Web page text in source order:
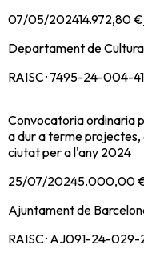
07/05/202414.972,80 €
Departament de Cultura
RAISC · 7495-24-004-
Convocatoria ordinaria
a dur a terme
ciutat per a l'any 2024
25/07/20245.000,00
Ajuntament de
RAISC · AJ091-24-